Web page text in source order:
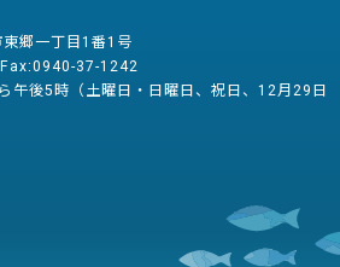
郷一丁目1番1号
37-1242
午後5時（土曜日・日曜日、祝日、12月29日